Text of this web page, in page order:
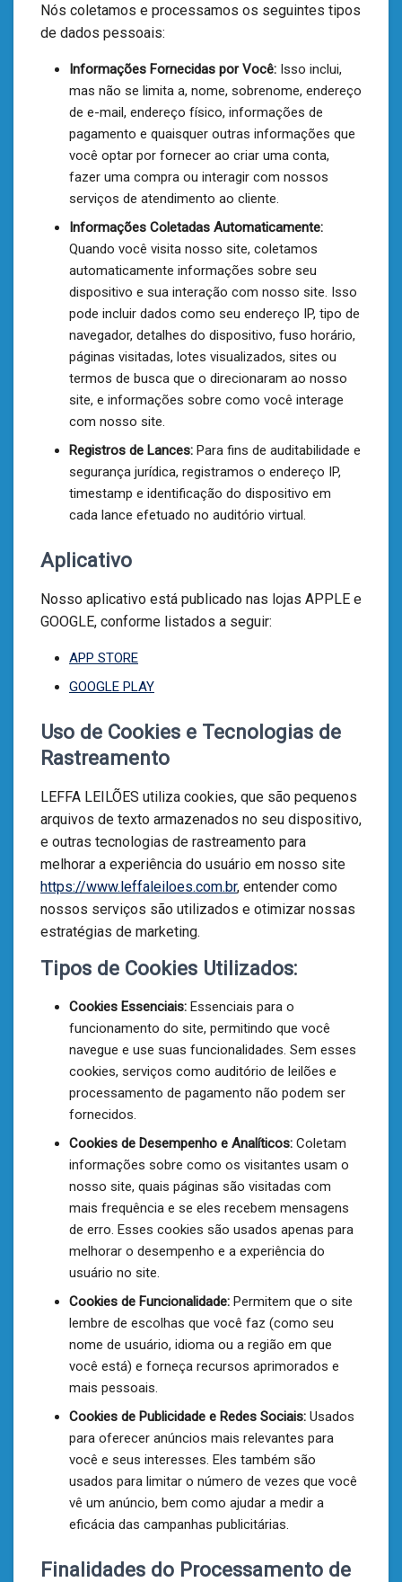
Nós coletamos e processamos os seguintes tipos
de dados pessoais:
Informações Fornecidas por Você: Isso inclui,
mas não se limita a, nome, sobrenome, endereço
de e-mail, endereço físico, informações de
pagamento e quaisquer outras informações que
você optar por fornecer ao criar uma conta,
fazer uma compra ou interagir com nossos
serviços de atendimento ao cliente.
Informações Coletadas Automaticamente:
Quando você visita nosso site, coletamos
automaticamente informações sobre seu
dispositivo e sua interação com nosso site. Isso
pode incluir dados como seu endereço IP, tipo de
navegador, detalhes do dispositivo, fuso horário,
páginas visitadas, lotes visualizados, sites ou
termos de busca que o direcionaram ao nosso
site, e informações sobre como você interage
com nosso site.
Registros de Lances: Para fins de auditabilidade e
segurança jurídica, registramos o endereço IP,
timestamp e identificação do dispositivo em
cada lance efetuado no auditório virtual.
Aplicativo
Nosso aplicativo está publicado nas lojas APPLE e
GOOGLE, conforme listados a seguir:
APP STORE
GOOGLE PLAY
Uso de Cookies e Tecnologias de
Rastreamento
LEFFA LEILÕES utiliza cookies, que são pequenos
arquivos de texto armazenados no seu dispositivo,
e outras tecnologias de rastreamento para
melhorar a experiência do usuário em nosso site
https://www.leffaleiloes.com.br, entender como
nossos serviços são utilizados e otimizar nossas
estratégias de marketing.
Tipos de Cookies Utilizados:
Cookies Essenciais: Essenciais para o
funcionamento do site, permitindo que você
navegue e use suas funcionalidades. Sem esses
cookies, serviços como auditório de leilões e
processamento de pagamento não podem ser
fornecidos.
Cookies de Desempenho e Analíticos: Coletam
informações sobre como os visitantes usam o
nosso site, quais páginas são visitadas com
mais frequência e se eles recebem mensagens
de erro. Esses cookies são usados apenas para
melhorar o desempenho e a experiência do
usuário no site.
Cookies de Funcionalidade: Permitem que o site
lembre de escolhas que você faz (como seu
nome de usuário, idioma ou a região em que
você está) e forneça recursos aprimorados e
mais pessoais.
Cookies de Publicidade e Redes Sociais: Usados
para oferecer anúncios mais relevantes para
você e seus interesses. Eles também são
usados para limitar o número de vezes que você
vê um anúncio, bem como ajudar a medir a
eficácia das campanhas publicitárias.
Finalidades do Processamento de